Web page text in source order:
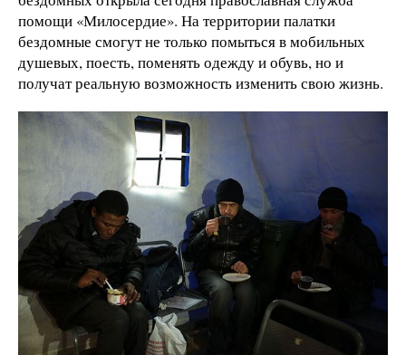
помощи «Милосердие». На территории палатки
бездомные смогут не только помыться в мобильных
душевых, поесть, поменять одежду и обувь, но и
получат реальную возможность изменить свою жизнь.